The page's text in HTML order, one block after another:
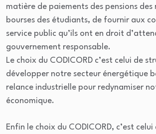
matière de paiements des pensions
bourses des étudiants, de fournir aux
service public qu’ils ont en droit
gouvernement responsable.
Le choix du CODICORD c’est celui de
développer notre secteur énergétique
relance industrielle pour redynamiser
économique.
Enfin le choix du CODICORD, c’est celui